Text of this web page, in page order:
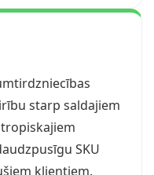
starp saldajiem
SKU
klientiem.